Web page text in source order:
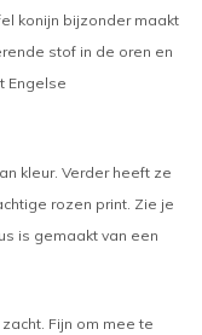
konijn bijzonder maakt
stof in de oren en
Engelse
kleur. Verder heeft ze
rozen print. Zie je
is gemaakt van een
Fijn om mee te